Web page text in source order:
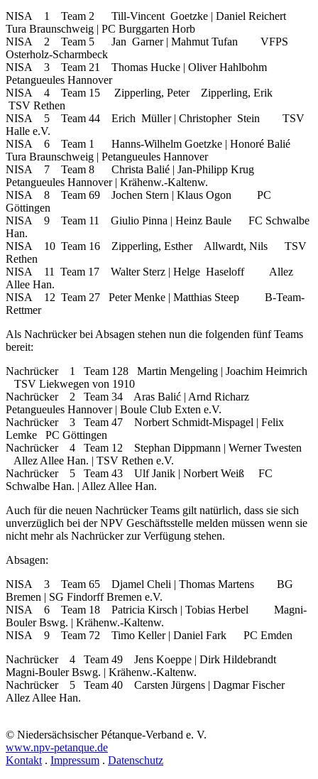
NISA 1 Team 2 Till-Vincent Goetzke | Daniel Reichert
Tura Braunschweig | PC Burggarten Horb
NISA 2 Team 5 Jan Garner | Mahmut Tufan VFPS
Osterholz-Scharmbeck
NISA 3 Team 21 Thomas Hucke | Oliver Hahlbohm
Petangueules Hannover
NISA 4 Team 15 Zipperling, Peter Zipperling, Erik
TSV Rethen
NISA 5 Team 44 Erich Müller | Christopher Stein TSV
Halle e.V.
NISA 6 Team 1 Hanns-Wilhelm Goetzke | Honoré Balié
Tura Braunschweig | Petangueules Hannover
NISA 7 Team 8 Christa Balié | Jan-Philipp Krug
Petangueules Hannover | Krähenw.-Kaltenw.
NISA 8 Team 69 Jochen Stern | Klaus Ogon PC
Göttingen
NISA 9 Team 11 Giulio Pinna | Heinz Baule FC Schwalbe
Han.
NISA 10 Team 16 Zipperling, Esther Allwardt, Nils TSV
Rethen
NISA 11 Team 17 Walter Sterz | Helge Haseloff Allez
Allee Han.
NISA 12 Team 27 Peter Menke | Matthias Steep B-Team-
Rettmer
Als Nachrücker bei Absagen stehen nun die folgenden fünf Teams
bereit:
Nachrücker 1 Team 128 Martin Mengeling | Joachim Heimrich
TSV Liekwegen von 1910
Nachrücker 2 Team 34 Aras Balić | Arnd Richarz
Petangueules Hannover | Boule Club Exten e.V.
Nachrücker 3 Team 47 Norbert Schmidt-Mispagel | Felix
Lemke PC Göttingen
Nachrücker 4 Team 12 Stephan Dippmann | Werner Twesten
Allez Allee Han. | TSV Rethen e.V.
Nachrücker 5 Team 43 Ulf Janik | Norbert Weiß FC
Schwalbe Han. | Allez Allee Han.
Auch für die neuen Nachrücker Teams gilt natürlich, dass sie sich
unverzüglich bei der NPV Geschäftsstelle melden müssen wenn sie
nicht mehr als Nachrücker zur Verfügung stehen.
Absagen:
NISA 3 Team 65 Djamel Cheli | Thomas Martens BG
Bremen | SG Findorff Bremen e.V.
NISA 6 Team 18 Patricia Kirsch | Tobias Herbel Magni-
Bouler Bswg. | Krähenw.-Kaltenw.
NISA 9 Team 72 Timo Keller | Daniel Fark PC Emden
Nachrücker 4 Team 49 Jens Koeppe | Dirk Hildebrandt
Magni-Bouler Bswg. | Krähenw.-Kaltenw.
Nachrücker 5 Team 40 Carsten Jürgens | Dagmar Fischer
Allez Allee Han.
© Niedersächsischer Pétanque-Verband e. V.
www.npv-petanque.de
Kontakt . Impressum . Datenschutz